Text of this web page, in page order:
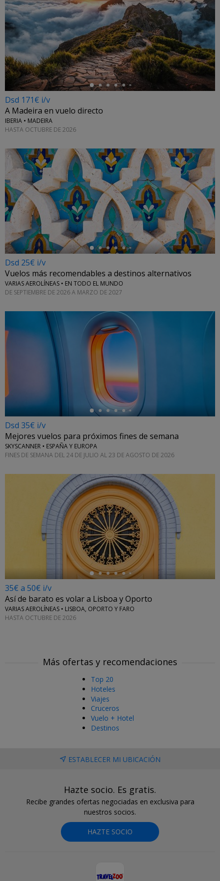
←
Dsd 171€ i/v
A Madeira en vuelo directo
IBERIA • MADEIRA
HASTA OCTUBRE DE 2026
←
Dsd 25€ i/v
Vuelos más recomendables a destinos alternativos
VARIAS AEROLÍNEAS • EN TODO EL MUNDO
DE SEPTIEMBRE DE 2026 A MARZO DE 2027
Dsd 35€ i/v
Mejores vuelos para próximos fines de semana
SKYSCANNER • ESPAÑA Y EUROPA
FINES DE SEMANA DEL 24 DE JULIO AL 23 DE AGOSTO DE 2026
35€ a 50€ i/v
Así de barato es volar a Lisboa y Oporto
VARIAS AEROLÍNEAS • LISBOA, OPORTO Y FARO
HASTA OCTUBRE DE 2026
Más ofertas y recomendaciones
Top 20
Hoteles
Viajes
Cruceros
Vuelo + Hotel
Destinos
ESTABLECER MI UBICACIÓN
Hazte socio. Es gratis.
Recibe grandes ofertas negociadas en exclusiva para
nuestros socios.
HAZTE SOCIO